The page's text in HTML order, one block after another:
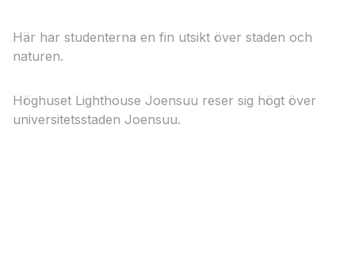
Här har studenterna en fin utsikt över staden och
naturen.
Höghuset Lighthouse Joensuu reser sig högt över
universitetsstaden Joensuu.